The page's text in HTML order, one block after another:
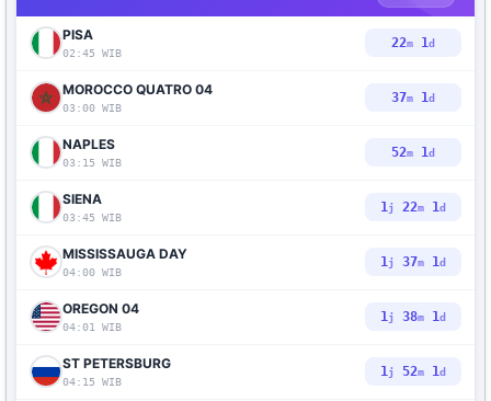
PISA
02:45 WIB
22m 0d
MOROCCO QUATRO 04
03:00 WIB
37m 0d
NAPLES
03:15 WIB
52m 0d
SIENA
03:45 WIB
1j 22m 0d
MISSISSAUGA DAY
04:00 WIB
1j 37m 0d
OREGON 04
04:01 WIB
1j 38m 0d
ST PETERSBURG
04:15 WIB
1j 52m 0d